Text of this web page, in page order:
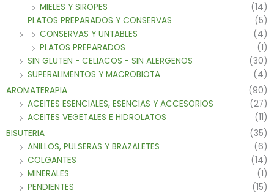
MIELES Y SIROPES
(14)
PLATOS PREPARADOS Y CONSERVAS
(5)
CONSERVAS Y UNTABLES
(4)
PLATOS PREPARADOS
(1)
SIN GLUTEN - CELIACOS - SIN ALERGENOS
(30)
SUPERALIMENTOS Y MACROBIOTA
(4)
AROMATERAPIA
(90)
ACEITES ESENCIALES, ESENCIAS Y ACCESORIOS
(27)
ACEITES VEGETALES E HIDROLATOS
(11)
BISUTERIA
(35)
ANILLOS, PULSERAS Y BRAZALETES
(6)
COLGANTES
(14)
MINERALES
(1)
PENDIENTES
(15)